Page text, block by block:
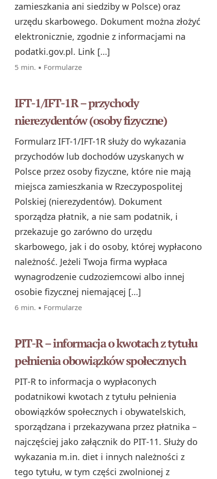
zamieszkania ani siedziby w Polsce) oraz
urzędu skarbowego. Dokument można złożyć
elektronicznie, zgodnie z informacjami na
podatki.gov.pl. Link […]
5 min. ▪ Formularze
IFT-1/IFT-1R – przychody
nierezydentów (osoby fizyczne)
Formularz IFT-1/IFT-1R służy do wykazania
przychodów lub dochodów uzyskanych w
Polsce przez osoby fizyczne, które nie mają
miejsca zamieszkania w Rzeczypospolitej
Polskiej (nierezydentów). Dokument
sporządza płatnik, a nie sam podatnik, i
przekazuje go zarówno do urzędu
skarbowego, jak i do osoby, której wypłacono
należność. Jeżeli Twoja firma wypłaca
wynagrodzenie cudzoziemcowi albo innej
osobie fizycznej niemającej […]
6 min. ▪ Formularze
PIT-R – informacja o kwotach z tytułu
pełnienia obowiązków społecznych
PIT‑R to informacja o wypłaconych
podatnikowi kwotach z tytułu pełnienia
obowiązków społecznych i obywatelskich,
sporządzana i przekazywana przez płatnika –
najczęściej jako załącznik do PIT‑11. Służy do
wykazania m.in. diet i innych należności z
tego tytułu, w tym części zwolnionej z